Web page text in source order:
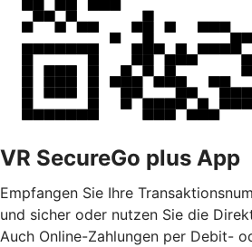
VR SecureGo plus App
Empfangen Sie Ihre
und sicher oder nutzen Sie die
Auch Online-Zahlungen per Debit-